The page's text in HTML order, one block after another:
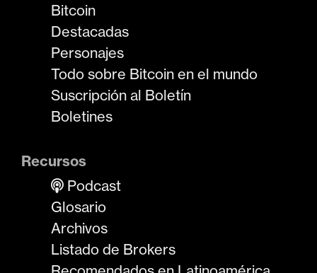
Bitcoin
Destacadas
Personajes
Todo sobre Bitcoin en el mundo
Suscripción al Boletín
Boletines
Recursos
Podcast
Glosario
Archivos
Listado de Brokers